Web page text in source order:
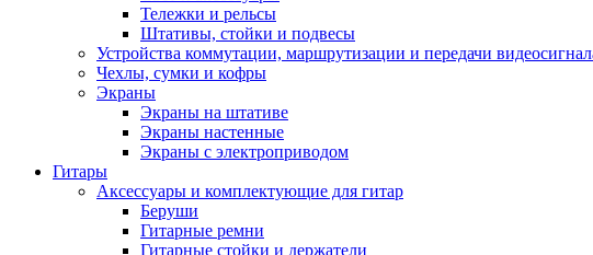
Тележки и рельсы
Штативы, стойки и подвесы
Устройства коммутации, маршрутизации и передачи
Чехлы, сумки и кофры
Экраны
Экраны на штативе
Экраны настенные
Экраны с электроприводом
Гитары
Аксессуары и комплектующие для гитар
Беруши
Гитарные ремни
Гитарные стойки и держатели